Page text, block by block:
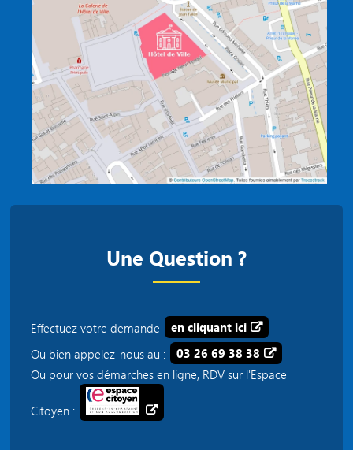
Une Question ?
Effectuez votre demande
en cliquant ici
Ou bien appelez-nous au :
03 26 69 38 38
Ou pour vos démarches en ligne, RDV sur l'Espace
Citoyen :